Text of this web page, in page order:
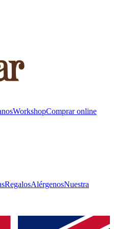
WorkshopComprar online
RegalosAlérgenosNuestra